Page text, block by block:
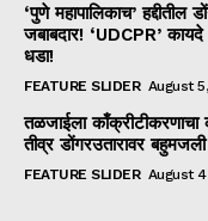
‘पुणे महापालिकाच’ हद्दीतील
जबाबदार! ‘UDCPR’ कायदे
धडा!
FEATURE SLIDER August
तळजाईला
तीव्र डोंगरउतारावर
FEATURE SLIDER August